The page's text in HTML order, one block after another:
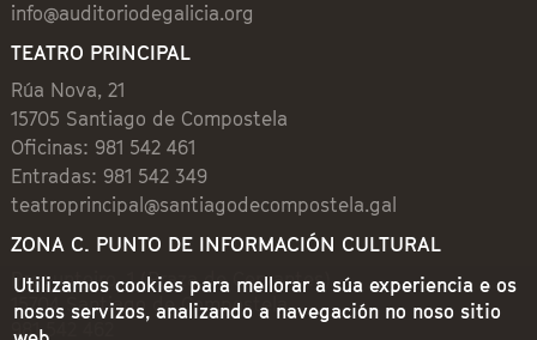
info@auditoriodegalicia.org
TEATRO PRINCIPAL
Rúa Nova, 21
15705 Santiago de Compostela
Oficinas: 981 542 461
Entradas: 981 542 349
teatroprincipal@santiagodecompostela.gal
ZONA C. PUNTO DE INFORMACIÓN CULTURAL
Preguntoiro, 1 (Praza de Cervantes)
15704 Santiago de Compostela
981 542 462
Utilizamos cookies para mellorar a súa experiencia e os
nosos servizos, analizando a navegación no noso sitio